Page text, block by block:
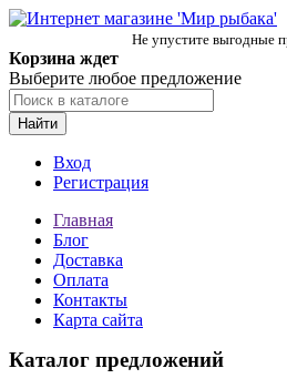
Не упустите выгодные
Корзина ждет
Выберите любое предложение
Найти
Вход
Регистрация
Главная
Блог
Доставка
Оплата
Контакты
Карта сайта
Каталог предложений